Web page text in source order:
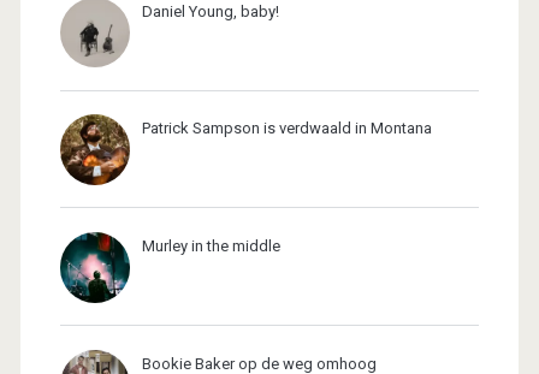
Daniel Young, baby!
Patrick Sampson is verdwaald in Montana
Murley in the middle
Bookie Baker op de weg omhoog